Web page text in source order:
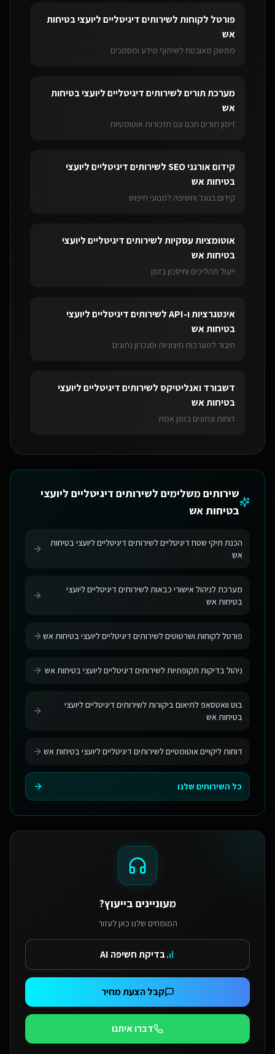
פורטל לקוחותלשירותים דיגיטליים ליועצי בטיחות
אש
ממשק מאובטח לשיתוף מידע ומסמכים
מערכת תוריםלשירותים דיגיטליים ליועצי בטיחות
אש
זימון תורים חכם עם תזכורות אוטומטיות
קידום אורגני SEO לשירותים דיגיטליים ליועצי
בטיחות אש
קידום בגוגל וחשיפה למנועי חיפוש
אוטומציות עסקיותלשירותים דיגיטליים ליועצי
בטיחות אש
ייעול תהליכים וחיסכון בזמן
אינטגרציות ו-API לשירותים דיגיטליים ליועצי
בטיחות אש
חיבור למערכות חיצוניות וסנכרון נתונים
דשבורד ואנליטיקס לשירותים דיגיטליים ליועצי
בטיחות אש
דוחות ונתונים בזמן אמת
שירותים משלימים לשירותים דיגיטליים ליועצי
בטיחות אש
הכנת תיקי שטח דיגיטליים לשירותים דיגיטליים ליועצי בטיחות
אש
מערכת לניהול אישורי כבאות לשירותים דיגיטליים ליועצי
בטיחות אש
פורטל לקוחות ושרטוטים לשירותים דיגיטליים ליועצי בטיחות אש
ניהול בדיקות תקופתיות לשירותים דיגיטליים ליועצי בטיחות אש
בוט וואטסאפ לתיאום ביקורות לשירותים דיגיטליים ליועצי
בטיחות אש
דוחות ליקויים אוטומטיים לשירותים דיגיטליים ליועצי בטיחות אש
כל השירותים שלנו
מעוניינים בייעוץ?
המומחים שלנו כאן לעזור
בדיקת חשיפה AI
קבל הצעת מחיר
דברו איתנו